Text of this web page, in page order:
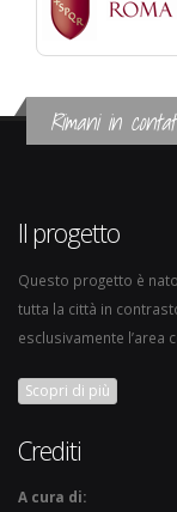
Rimani in
Il progetto
Questo progetto è
tutta la città in
esclusivamente l’area
Scopri di più
Crediti
A cura di: